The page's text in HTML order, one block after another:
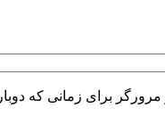
برای زمانی که